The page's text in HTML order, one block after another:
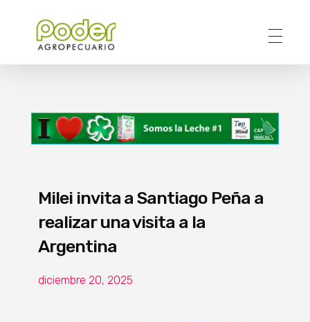
Milei invita a Santiago Peña a
realizar una visita a la
Argentina
diciembre 20, 2025